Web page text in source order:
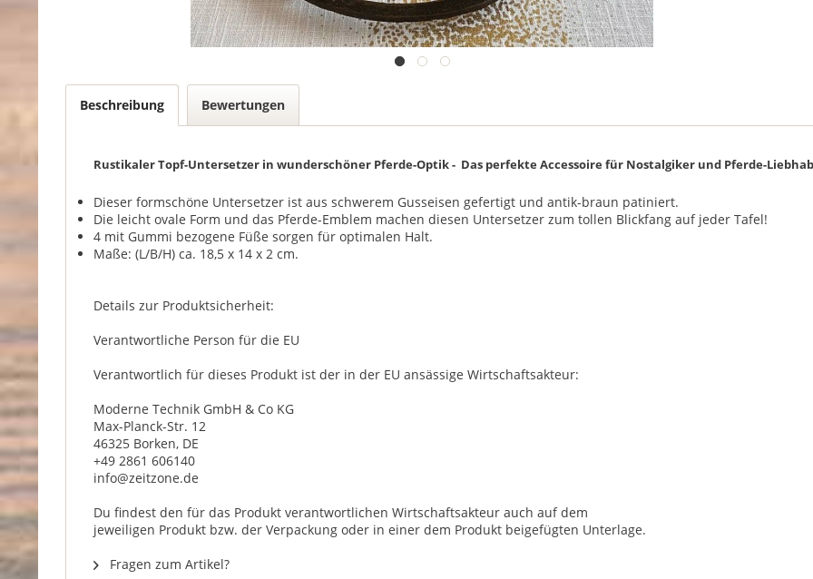
Beschreibung Bewertungen
Rustikaler Topf-Untersetzer in wunderschöner Pferde-Optik - Das perfekte Accessoire für Nostalgiker und Pferde-
Dieser formschöne Untersetzer ist aus schwerem Gusseisen gefertigt und antik-braun patiniert.
Die leicht ovale Form und das Pferde-Emblem machen diesen Untersetzer zum tollen Blickfang auf jeder Tafel!
4 mit Gummi bezogene Füße sorgen für optimalen Halt.
Maße: (L/B/H) ca. 18,5 x 14 x 2 cm.
Details zur Produktsicherheit:
Verantwortliche Person für die EU
Verantwortlich für dieses Produkt ist der in der EU ansässige Wirtschaftsakteur:
Moderne Technik GmbH & Co KG
Max-Planck-Str. 12
46325 Borken, DE
+49 2861 606140
info@zeitzone.de
Du findest den für das Produkt verantwortlichen Wirtschaftsakteur auch auf dem
jeweiligen Produkt bzw. der Verpackung oder in einer dem Produkt beigefügten Unterlage.
Fragen zum Artikel?